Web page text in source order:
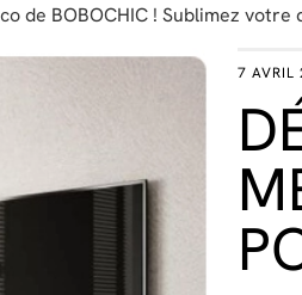
de BOBOCHIC ! Sublimez
7 AVRIL